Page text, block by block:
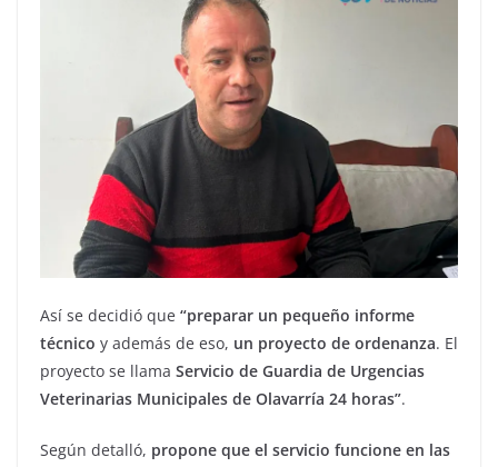
Así se decidió que “preparar un pequeño informe
técnico y además de eso, un proyecto de ordenanza. El
proyecto se llama Servicio de Guardia de Urgencias
Veterinarias Municipales de Olavarría 24 horas”.
Según detalló, propone que el servicio funcione en las